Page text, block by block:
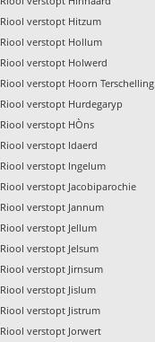
Riool verstopt Hitzum
Riool verstopt Hollum
Riool verstopt Holwerd
Riool verstopt Hoorn Terschelling
Riool verstopt Hurdegaryp
Riool verstopt HÒns
Riool verstopt Idaerd
Riool verstopt Ingelum
Riool verstopt Jacobiparochie
Riool verstopt Jannum
Riool verstopt Jellum
Riool verstopt Jelsum
Riool verstopt Jirnsum
Riool verstopt Jislum
Riool verstopt Jistrum
Riool verstopt Jorwert